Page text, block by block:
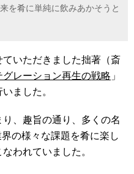
を肴に単純に飲みあかそうと
いただきました拙著（斎
グレーション再生の戦略 」
ました。
、趣旨の通り、多くの名
の様々な課題を肴に楽し
われていました。